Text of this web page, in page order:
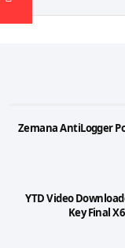
Zemana
YTD Video
Key